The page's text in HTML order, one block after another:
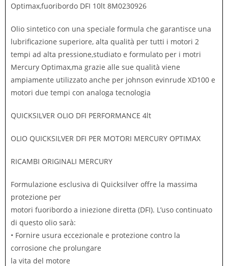
Optimax,fuoribordo DFI 10lt 8M0230926
Olio sintetico con una speciale formula che garantisce una
lubrificazione superiore, alta qualità per tutti i motori 2
tempi ad alta pressione,studiato e formulato per i motri
Mercury Optimax,ma grazie alle sue qualità viene
ampiamente utilizzato anche per johnson evinrude XD100 e
motori due tempi con analoga tecnologia
QUICKSILVER OLIO DFI PERFORMANCE 4lt
OLIO QUICKSILVER DFI PER MOTORI MERCURY OPTIMAX
RICAMBI ORIGINALI MERCURY
Formulazione esclusiva di Quicksilver offre la massima
protezione per
motori fuoribordo a iniezione diretta (DFI). L’uso continuato
di questo olio sarà:
• Fornire usura eccezionale e protezione contro la
corrosione che prolungare
la vita del motore